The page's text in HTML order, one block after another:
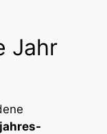
Jahr